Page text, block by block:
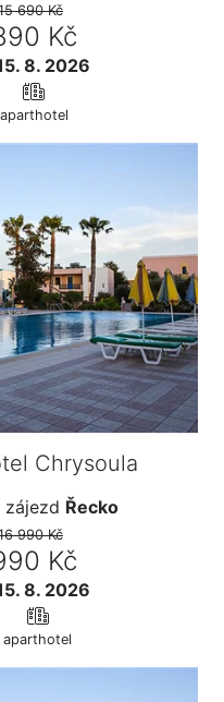
690 Kč
Kč
8. 2026
aparthotel
Chrysoula
zájezd Řecko
990 Kč
Kč
8. 2026
aparthotel